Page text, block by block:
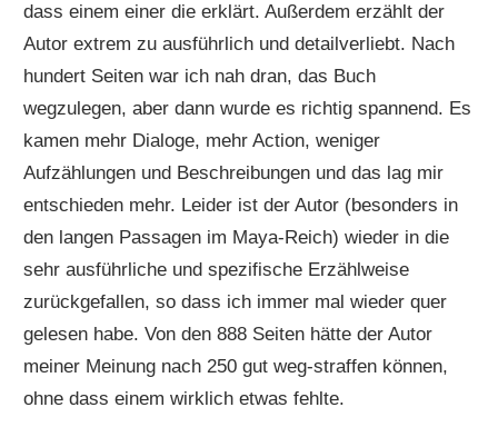
dass einem einer die erklärt. Außerdem erzählt der
Autor extrem zu ausführlich und detailverliebt. Nach
hundert Seiten war ich nah dran, das Buch
wegzulegen, aber dann wurde es richtig spannend. Es
kamen mehr Dialoge, mehr Action, weniger
Aufzählungen und Beschreibungen und das lag mir
entschieden mehr. Leider ist der Autor (besonders in
den langen Passagen im Maya-Reich) wieder in die
sehr ausführliche und spezifische Erzählweise
zurückgefallen, so dass ich immer mal wieder quer
gelesen habe. Von den 888 Seiten hätte der Autor
meiner Meinung nach 250 gut weg-straffen können,
ohne dass einem wirklich etwas fehlte.